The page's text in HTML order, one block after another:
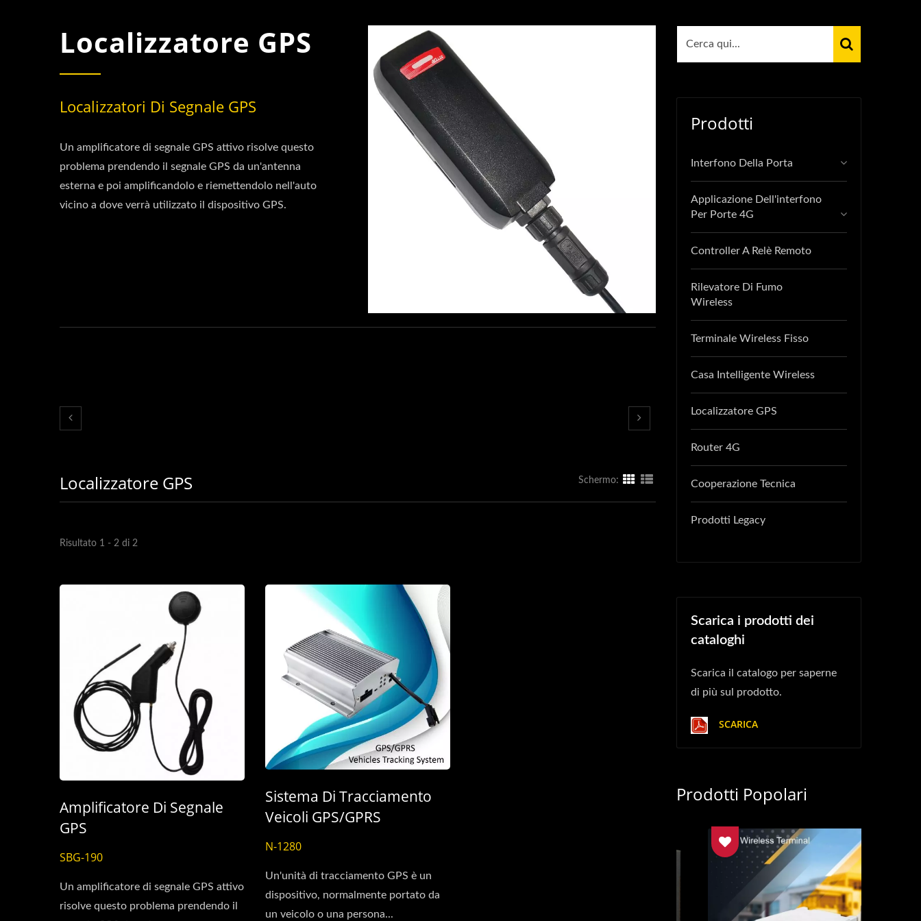
Localizzatore GPS
Localizzatori Di Segnale GPS
Un amplificatore di segnale GPS attivo risolve questo
problema prendendo il segnale GPS da un'antenna
esterna e poi amplificandolo e riemettendolo nell'auto
vicino a dove verrà utilizzato il dispositivo GPS.
Localizzatore GPS Schermo:
Risultato 1 - 2 di 2
Amplificatore Di Segnale
GPS
SBG-190
Un amplificatore di segnale GPS attivo
risolve questo problema prendendo il
Sistema Di Tracciamento
Veicoli GPS/GPRS
N-1280
Un'unità di tracciamento GPS è un
dispositivo, normalmente portato da
un veicolo o una persona...
Prodotti
Interfono Della Porta
Applicazione Dell'interfono
Per Porte 4G
Controller A Relè Remoto
Rilevatore Di Fumo
Wireless
Terminale Wireless Fisso
Casa Intelligente Wireless
Localizzatore GPS
Router 4G
Cooperazione Tecnica
Prodotti Legacy
Scarica i prodotti dei
cataloghi
Scarica il catalogo per saperne
di più sul prodotto.
SCARICA
Prodotti Popolari